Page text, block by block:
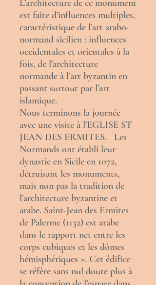
L’architecture de ce monument
est faite d’influences multiples,
caractéristique de l’art arabo-
normand sicilien : influences
occidentales et orientales à la
fois, de l’architecture
normande à l’art byzantin en
passant surtout par l’art
islamique.
Nous terminons la journée
avec une visite à l’EGLISE ST
JEAN DES ERMITES. Les
Normands ont établi leur
dynastie en Sicile en 1072,
détruisant les monuments,
mais non pas la tradition de
l’architecture byzantine et
arabe. Saint-Jean des Ermites
de Palerme (1132) est arabe
dans le rapport net entre les
corps cubiques et les dômes
hémisphériques ». Cet édifice
se réfère sans nul doute plus à